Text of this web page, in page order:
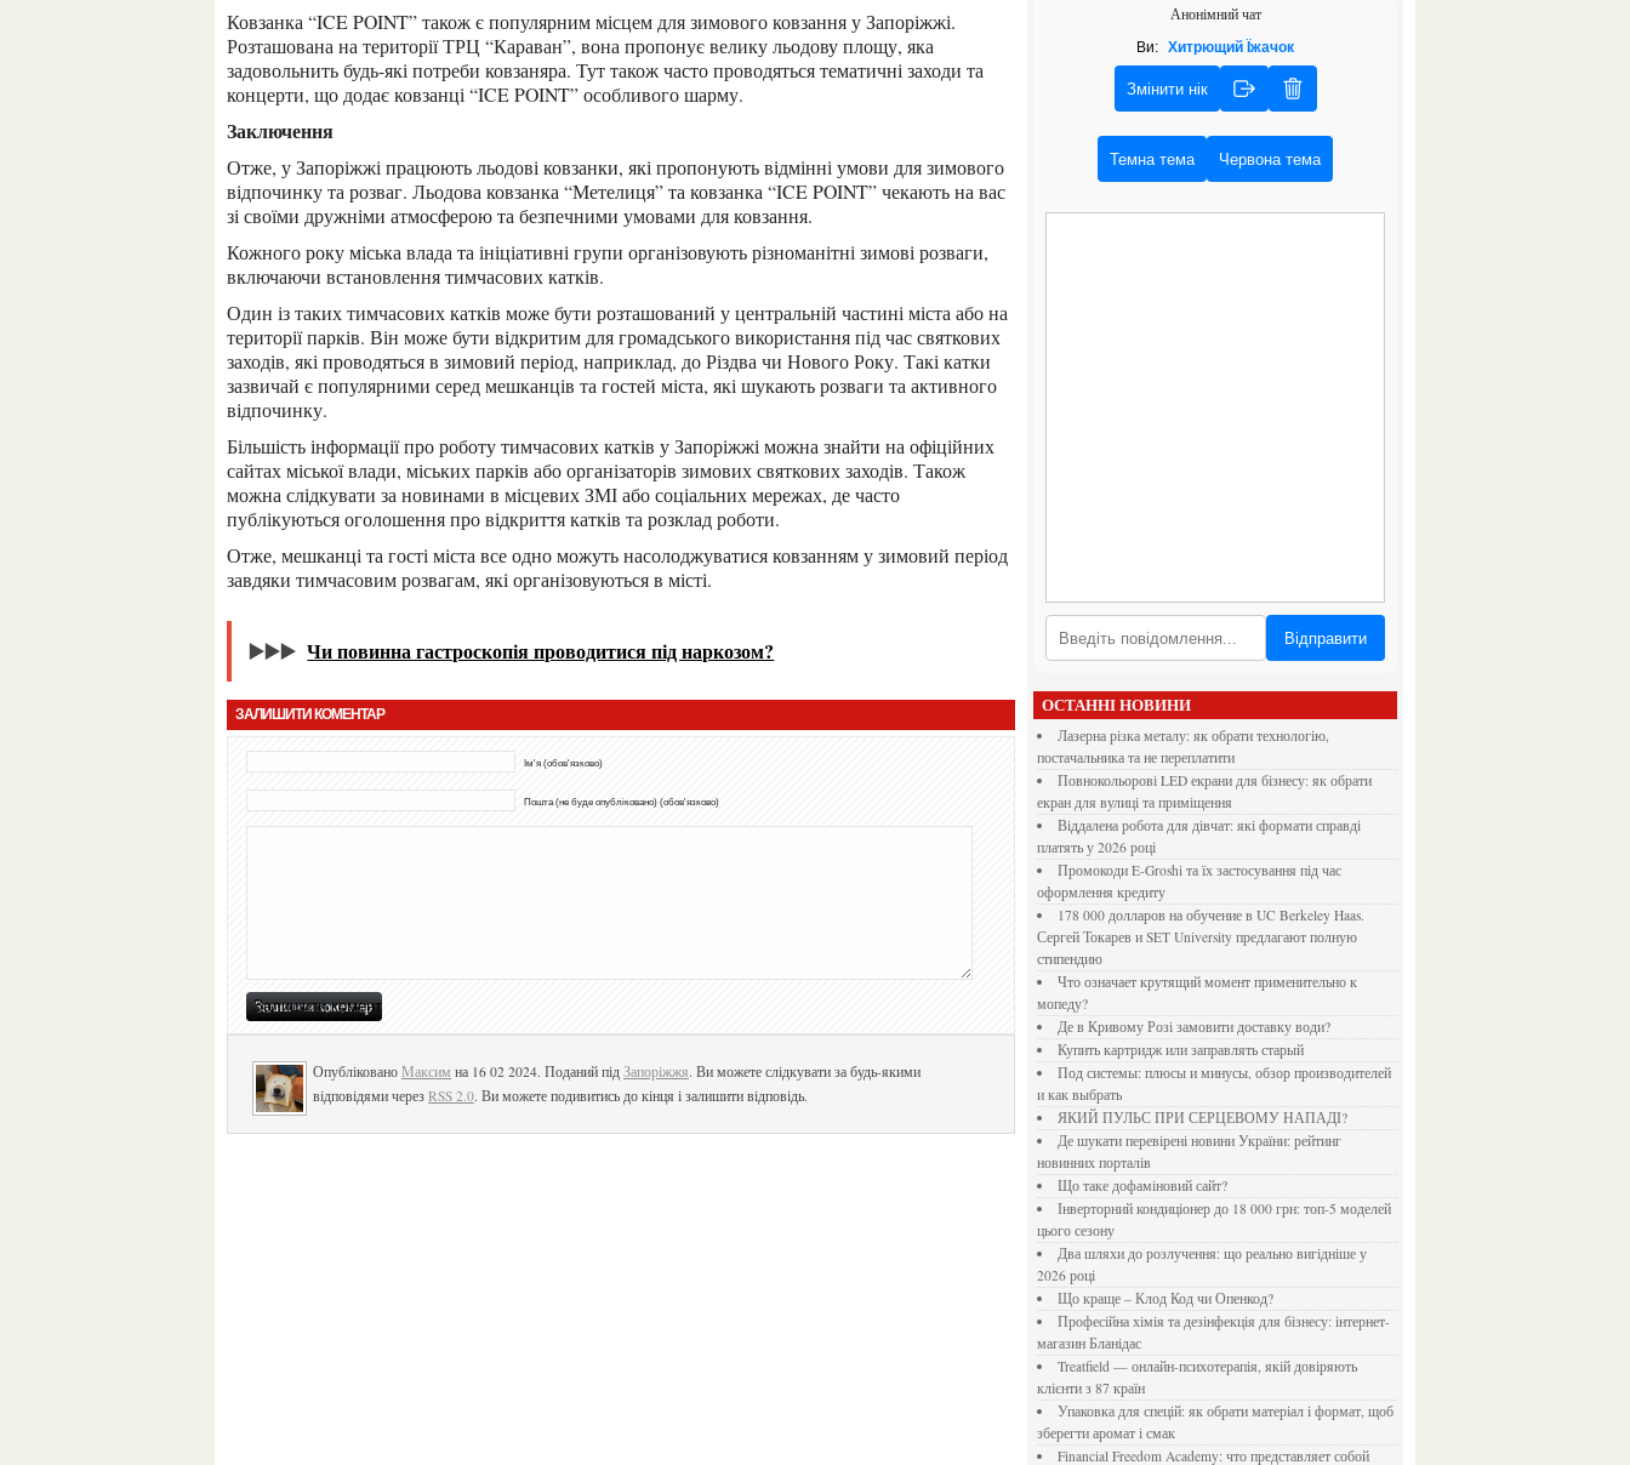
Ковзанка “ICE POINT” також є популярним місцем для зимового ковзання у Запоріжжі.
Розташована на території ТРЦ “Караван”, вона пропонує велику льодову площу, яка
задовольнить будь-які потреби ковзаняра. Тут також часто проводяться тематичні заходи та
концерти, що додає ковзанці “ICE POINT” особливого шарму.
Заключення
Отже, у Запоріжжі працюють льодові ковзанки, які пропонують відмінні умови для зимового
відпочинку та розваг. Льодова ковзанка “Метелиця” та ковзанка “ICE POINT” чекають на вас
зі своїми дружніми атмосферою та безпечними умовами для ковзання.
Кожного року міська влада та ініціативні групи організовують різноманітні зимові розваги,
включаючи встановлення тимчасових катків.
Один із таких тимчасових катків може бути розташований у центральній частині міста або на
території парків. Він може бути відкритим для громадського використання під час святкових
заходів, які проводяться в зимовий період, наприклад, до Різдва чи Нового Року. Такі катки
зазвичай є популярними серед мешканців та гостей міста, які шукають розваги та активного
відпочинку.
Більшість інформації про роботу тимчасових катків у Запоріжжі можна знайти на офіційних
сайтах міської влади, міських парків або організаторів зимових святкових заходів. Також
можна слідкувати за новинами в місцевих ЗМІ або соціальних мережах, де часто
публікуються оголошення про відкриття катків та розклад роботи.
Отже, мешканці та гості міста все одно можуть насолоджуватися ковзанням у зимовий період
завдяки тимчасовим розвагам, які організовуються в місті.
▶️▶️▶️ Чи повинна гастроскопія проводитися під наркозом?
ЗАЛИШИТИ КОМЕНТАР
Ім'я (обов'язково)
Пошта (не буде опубліковано) (обов'язково)
Опубліковано Максим на 16 02 2024. Поданий під Запоріжжя. Ви можете слідкувати за будь-якими
відповідями через RSS 2.0. Ви можете подивитись до кінця і залишити відповідь.
Анонімний чат
Ви: Хитрющий Їжачок
Змінити нік
Темна тема Червона тема
Відправити
ОСТАННІ НОВИНИ
Лазерна різка металу: як обрати технологію,
постачальника та не переплатити
Повнокольорові LED екрани для бізнесу: як обрати
екран для вулиці та приміщення
Віддалена робота для дівчат: які формати справді
платять у 2026 році
Промокоди E-Groshi та їх застосування під час
оформлення кредиту
178 000 долларов на обучение в UC Berkeley Haas.
Сергей Токарев и SET University предлагают полную
стипендию
Что означает крутящий момент применительно к
мопеду?
Де в Кривому Розі замовити доставку води?
Купить картридж или заправлять старый
Под системы: плюсы и минусы, обзор производителей
и как выбрать
ЯКИЙ ПУЛЬС ПРИ СЕРЦЕВОМУ НАПАДІ?
Де шукати перевірені новини України: рейтинг
новинних порталів
Що таке дофаміновий сайт?
Інверторний кондиціонер до 18 000 грн: топ-5 моделей
цього сезону
Два шляхи до розлучення: що реально вигідніше у
2026 році
Що краще – Клод Код чи Опенкод?
Професійна хімія та дезінфекція для бізнесу: інтернет-
магазин Бланідас
Treatfield — онлайн-психотерапія, якій довіряють
клієнти з 87 країн
Упаковка для спецій: як обрати матеріал і формат, щоб
зберегти аромат і смак
Financial Freedom Academy: что представляет собой